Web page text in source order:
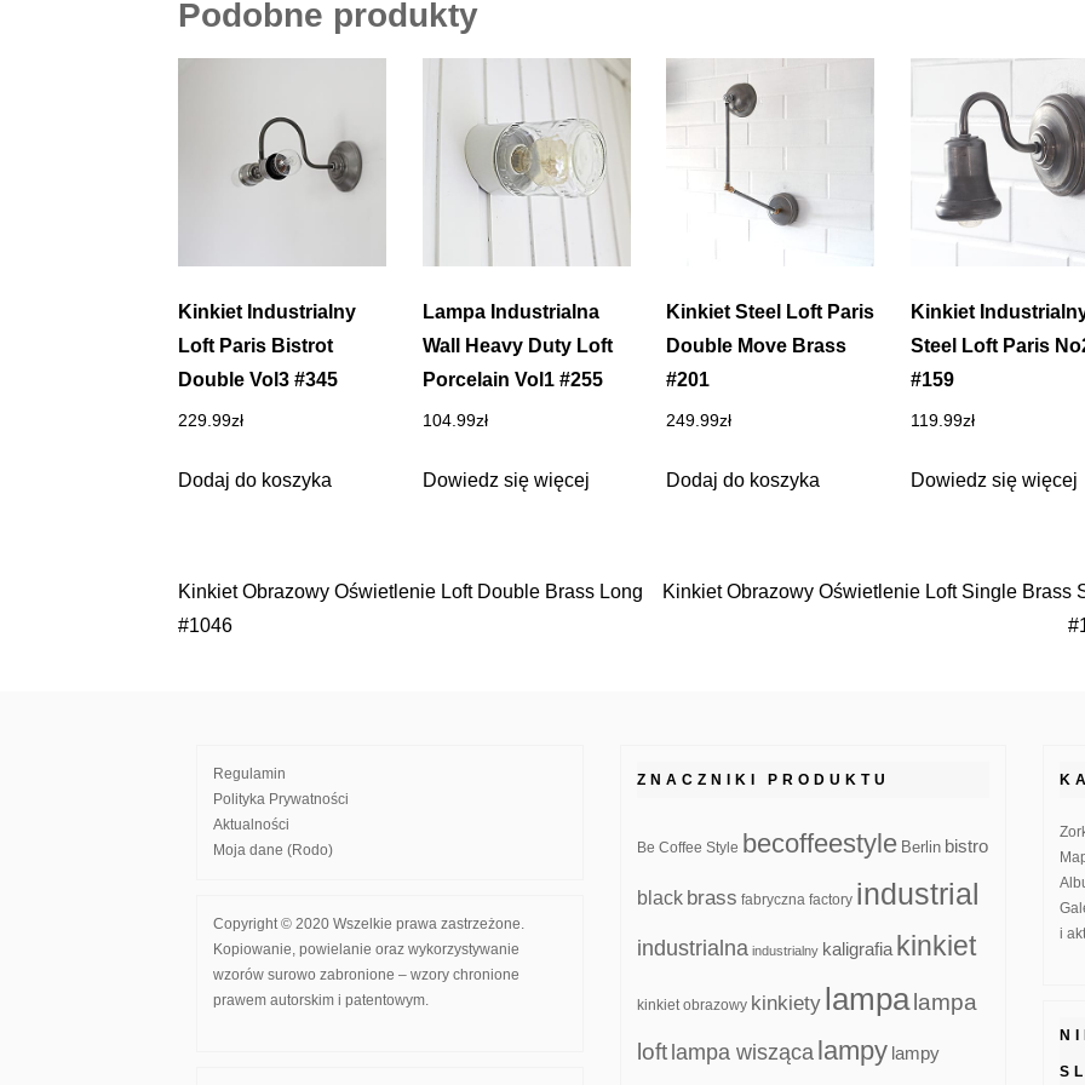
Podobne produkty
Kinkiet Industrialny
Loft Paris Bistrot
Double Vol3 #345
229.99zł
Dodaj do koszyka
Lampa Industrialna
Wall Heavy Duty Loft
Porcelain Vol1 #255
104.99zł
Dowiedz się więcej
Kinkiet Steel Loft Paris
Double Move Brass
#201
249.99zł
Dodaj do koszyka
Kinkiet
Steel Loft Paris
#159
119.99zł
Dowiedz się więcej
Nawigacja
Kinkiet Obrazowy Oświetlenie Loft Double Brass Long
#1046
Kinkiet Obrazowy Oświetlenie Loft Single Brass
Regulamin
Polityka Prywatności
Aktualności
Moja dane (Rodo)
Copyright © 2020 Wszelkie prawa zastrzeżone.
Kopiowanie, powielanie oraz wykorzystywanie
wzorów surowo zabronione – wzory chronione
prawem autorskim i patentowym.
ZNACZNIKI PRODUKTU
Be Coffee Style becoffeestyle Berlin bistro
black brass fabryczna factory industrial
industrialna industrialny kaligrafia kinkiet
kinkiet obrazowy kinkiety lampa lampa
loft lampa wisząca lampy lampy
i